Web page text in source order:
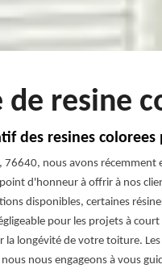
de resine
des resines
76640, nous avons récemment
d'honneur à offrir à nos
disponibles, certaines
pour les projets à
la longévité de votre toiture.
nous engageons à vous